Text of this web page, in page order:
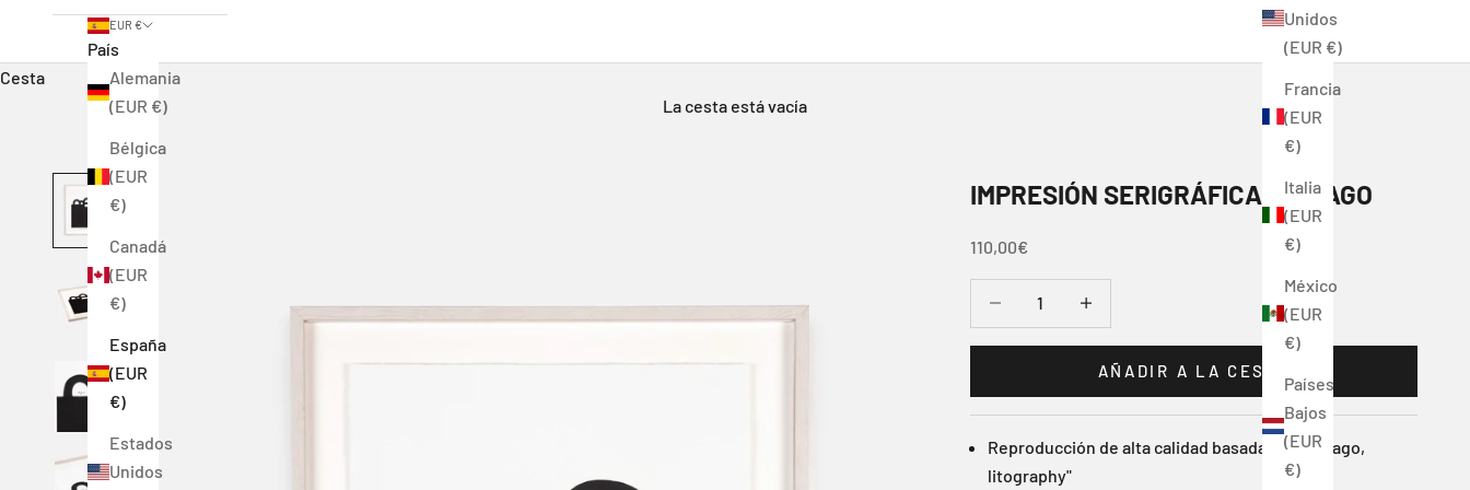
Unidos
(EUR €)
Francia
(EUR
€)
Italia
(EUR
€)
México
(EUR
€)
Países
Bajos
(EUR
€)
EUR €
País
Alemania
(EUR €)
Bélgica
(EUR
€)
Canadá
(EUR
€)
España
(EUR
€)
Estados
Unidos
Cesta
La cesta está vacía
IMPRESIÓN SERIGRÁFICA CHICAGO
Precio de oferta
110,00€
AÑADIR A LA CESTA
Reproducción de alta calidad basada en "Chicago,
litography"